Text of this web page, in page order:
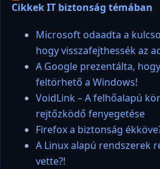
Cikkek IT biztonság témában
Microsoft odaadta a
hogy visszafejthessék az
A Google prezentálta,
feltörhető a Windows!
VoidLink – A felhőalapú
rejtőzködő fenyegetése
Firefox a biztonság
A Linux alapú rendszerek
vette?!